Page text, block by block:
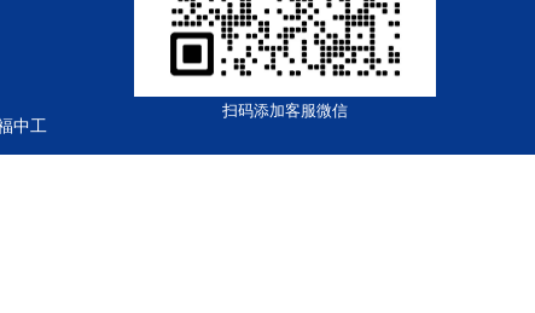
中工
扫码添加客服微信